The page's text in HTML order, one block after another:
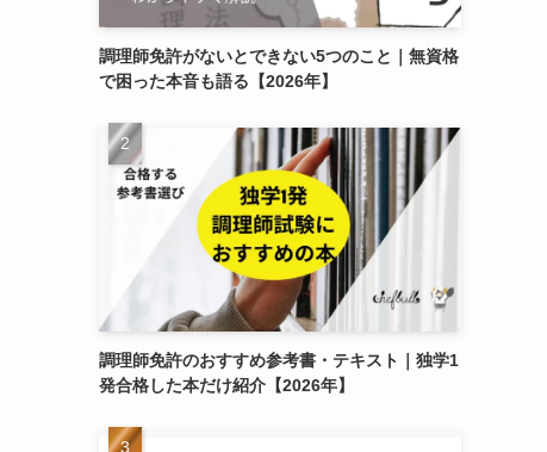
調理師免許がないとできない5つのこと｜無資格
で困った本音も語る【2026年】
調理師免許のおすすめ参考書・テキスト｜独学1
発合格した本だけ紹介【2026年】